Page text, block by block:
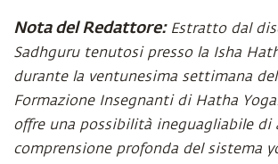
Nota del Redattore: Estratto dal
Sadhguru tenutosi presso la Isha
durante la ventunesima settimana
Formazione Insegnanti di Hatha
offre una possibilità ineguagliabile di
comprensione profonda del sistema